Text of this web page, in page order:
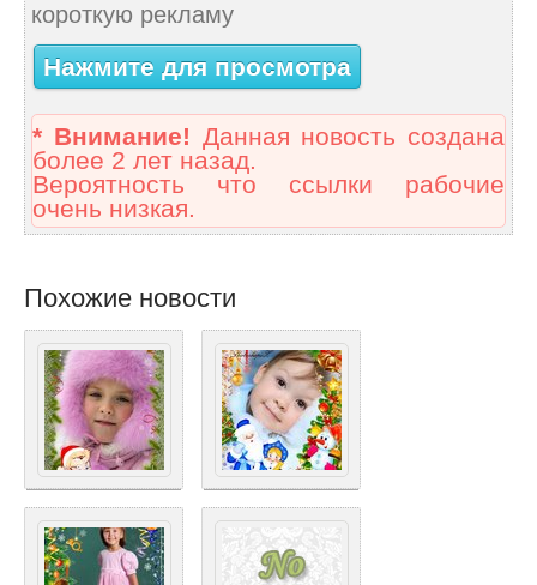
короткую рекламу
Нажмите для просмотра
* Внимание! Данная новость создана
более 2 лет назад.
Вероятность что ссылки рабочие
очень низкая.
Похожие новости